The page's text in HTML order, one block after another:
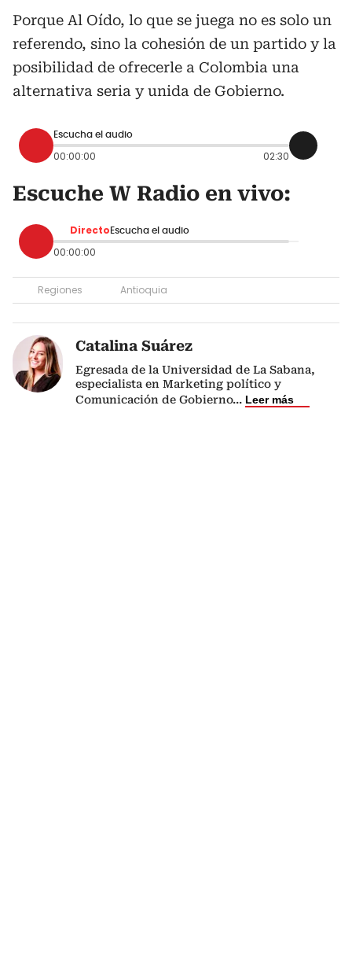
Porque Al Oído, lo que se juega no es solo un
referendo, sino la cohesión de un partido y la
posibilidad de ofrecerle a Colombia una
alternativa seria y unida de Gobierno.
Escucha el audio
00:00:00 02:30
Escuche W Radio en vivo:
Directo Escucha el audio
00:00:00
Regiones Antioquia
Catalina Suárez
Egresada de la Universidad de La Sabana,
especialista en Marketing político y
Comunicación de Gobierno... Leer más